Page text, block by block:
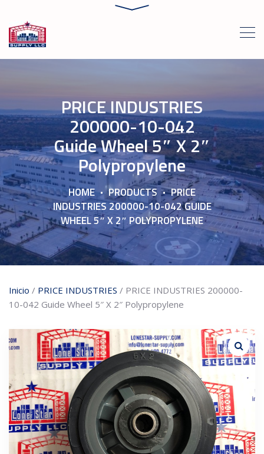
PRICE INDUSTRIES
200000-10-042
Guide Wheel 5″ X 2″
Polypropylene
HOME PRODUCTS
PRICE
INDUSTRIES 200000-10-042 GUIDE
WHEEL 5″ X 2″ POLYPROPYLENE
Inicio / PRICE INDUSTRIES / PRICE INDUSTRIES 200000-
10-042 Guide Wheel 5″ X 2″ Polypropylene